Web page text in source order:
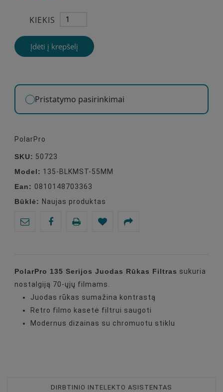
KIEKIS
Įdėti į krepšelį
Pristatymo pasirinkimai
PolarPro
SKU: 50723
Model: 135-BLKMST-55MM
Ean: 0810148703363
Būklė: Naujas produktas
PolarPro 135 Serijos Juodas Rūkas Filtras sukuria
nostalgiją 70-ųjų filmams.
Juodas rūkas sumažina kontrastą
Retro filmo kasetė filtrui saugoti
Modernus dizainas su chromuotu stiklu
DIRBTINIO INTELEKTO ASISTENTAS